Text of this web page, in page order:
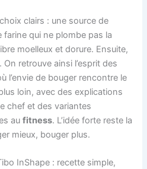
clairs : une source de
farine qui ne plombe pas la
moelleux et dorure. Ensuite,
retrouve ainsi l’esprit des
l’envie de bouger rencontre le
loin, avec des explications
chef et des variantes
aufitness. L’idée forte reste la
mieux, bouger plus.
InShape : recette simple,